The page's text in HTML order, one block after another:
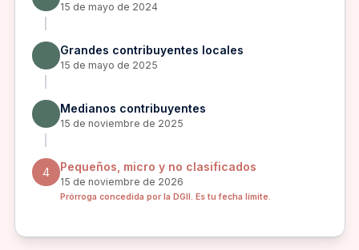
15 de mayo de 2024
Grandes contribuyentes locales
15 de mayo de 2025
Medianos contribuyentes
15 de noviembre de 2025
4 Pequeños, micro y no clasificados
15 de noviembre de 2026
Prórroga concedida por la DGII. Es tu fecha límite.